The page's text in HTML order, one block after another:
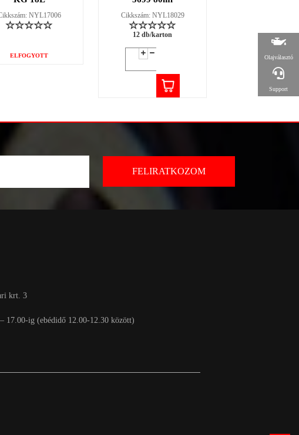
NYL17006
ELFOGYOTT
Cikkszám: NYL18029
12 db/karton 12 db/karton
krt. 3
17.00-ig (ebédidő 12.00-12.30 között)
Olajválasztó
Support